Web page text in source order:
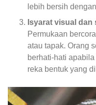
lebih bersih
Isyarat visual dan
Permukaan
atau tapak. Orang
berhati-hati
reka bentuk yang